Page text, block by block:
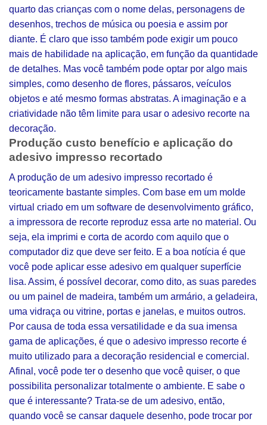
quarto das crianças com o nome delas, personagens de
desenhos, trechos de música ou poesia e assim por
diante. É claro que isso também pode exigir um pouco
mais de habilidade na aplicação, em função da quantidade
de detalhes. Mas você também pode optar por algo mais
simples, como desenho de flores, pássaros, veículos
objetos e até mesmo formas abstratas. A imaginação e a
criatividade não têm limite para usar o adesivo recorte na
decoração.
Produção custo benefício e aplicação do
adesivo impresso recortado
A produção de um adesivo impresso recortado é
teoricamente bastante simples. Com base em um molde
virtual criado em um software de desenvolvimento gráfico,
a impressora de recorte reproduz essa arte no material. Ou
seja, ela imprimi e corta de acordo com aquilo que o
computador diz que deve ser feito. E a boa notícia é que
você pode aplicar esse adesivo em qualquer superfície
lisa. Assim, é possível decorar, como dito, as suas paredes
ou um painel de madeira, também um armário, a geladeira,
uma vidraça ou vitrine, portas e janelas, e muitos outros.
Por causa de toda essa versatilidade e da sua imensa
gama de aplicações, é que o adesivo impresso recorte é
muito utilizado para a decoração residencial e comercial.
Afinal, você pode ter o desenho que você quiser, o que
possibilita personalizar totalmente o ambiente. E sabe o
que é interessante? Trata-se de um adesivo, então,
quando você se cansar daquele desenho, pode trocar por